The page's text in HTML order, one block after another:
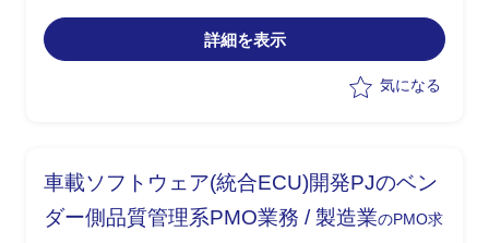
詳細を表示
気になる
車載ソフトウェア(統合ECU)開発PJのベン
ダー側品質管理系PMO業務 / 製造業のPMO求